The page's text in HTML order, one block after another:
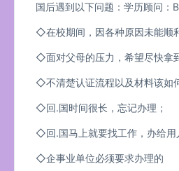
国后遇到以下问题：学历顾问：
◇在校期间，因各种原因未能顺
◇面对父母的压力，希望尽快拿
◇不清楚认证流程以及材料该如
◇回.国时间很长，忘记办理；
◇回.国马上就要找工作，办给
◇企事业单位必须要求办理的